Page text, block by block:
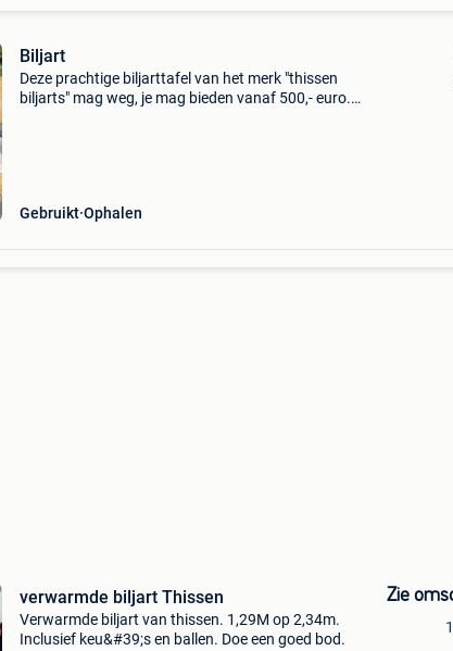
Biljart
Deze prachtige biljarttafel van het merk "thissen
biljarts" mag weg, je mag bieden vanaf 500,- euro.
Gebruikt Ophalen
verwarmde biljart Thissen
Verwarmde biljart van thissen. 1,29M op 2,34m.
Inclusief keu&#39;s en ballen. Doe een goed bod.
Zie